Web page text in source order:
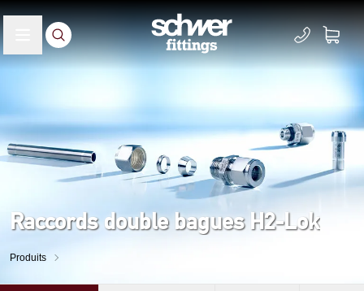
Raccords double bagues H2-Lok
Produits